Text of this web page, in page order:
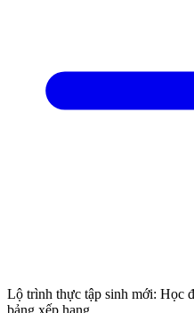
Lộ trình thực tập sinh mới: Học
bảng xếp hạng